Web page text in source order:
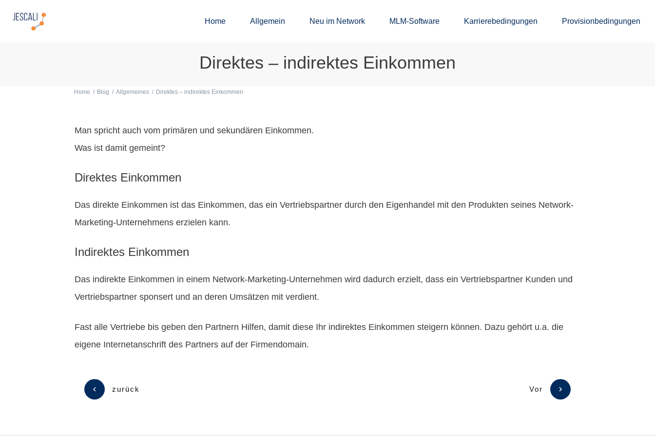
Home Allgemein Neu im Network MLM-Software Karrierebedingungen Provisionbedingungen
Direktes – indirektes Einkommen
Home / Blog / Allgemeines / Direktes – indirektes Einkommen
Man spricht auch vom primären und sekundären Einkommen.
Was ist damit gemeint?
Direktes Einkommen
Das direkte Einkommen ist das Einkommen, das ein Vertriebspartner durch den Eigenhandel mit den Produkten seines Network-
Marketing-Unternehmens erzielen kann.
Indirektes Einkommen
Das indirekte Einkommen in einem Network-Marketing-Unternehmen wird dadurch erzielt, dass ein Vertriebspartner Kunden und
Vertriebspartner sponsert und an deren Umsätzen mit verdient.
Fast alle Vertriebe bis geben den Partnern Hilfen, damit diese Ihr indirektes Einkommen steigern können. Dazu gehört u.a. die
eigene Internetanschrift des Partners auf der Firmendomain.
zurück Vor